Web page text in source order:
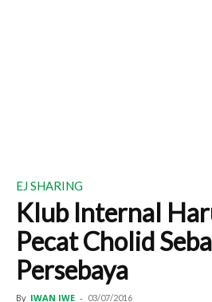
EJ SHARING
Klub Internal
Pecat Cholid
Persebaya
By IWAN IWE - 03/07/2016